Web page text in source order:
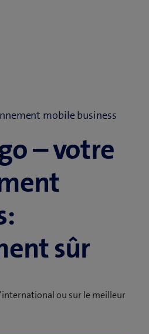
mobile business
– votre
sûr
ou sur le meilleur